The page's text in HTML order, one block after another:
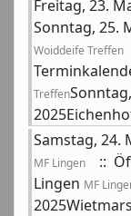
Freitag, 23.
Sonntag, 25.
Woiddeife Treffen
Treffen
Samstag, 24.
MF Lingen
::
Lingen MF